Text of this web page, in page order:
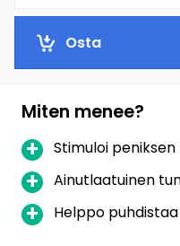
Osta
Miten menee?
Stimuloi
Ainutlaatuinen
Helppo puhdistaa